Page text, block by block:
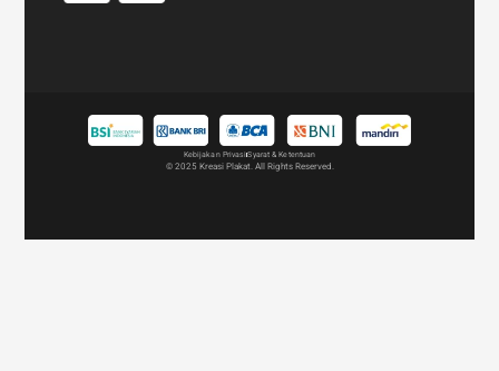
Kebijakan PrivasiSyarat & Ketentuan
© 2025 Kreasi Plakat. All Rights Reserved.